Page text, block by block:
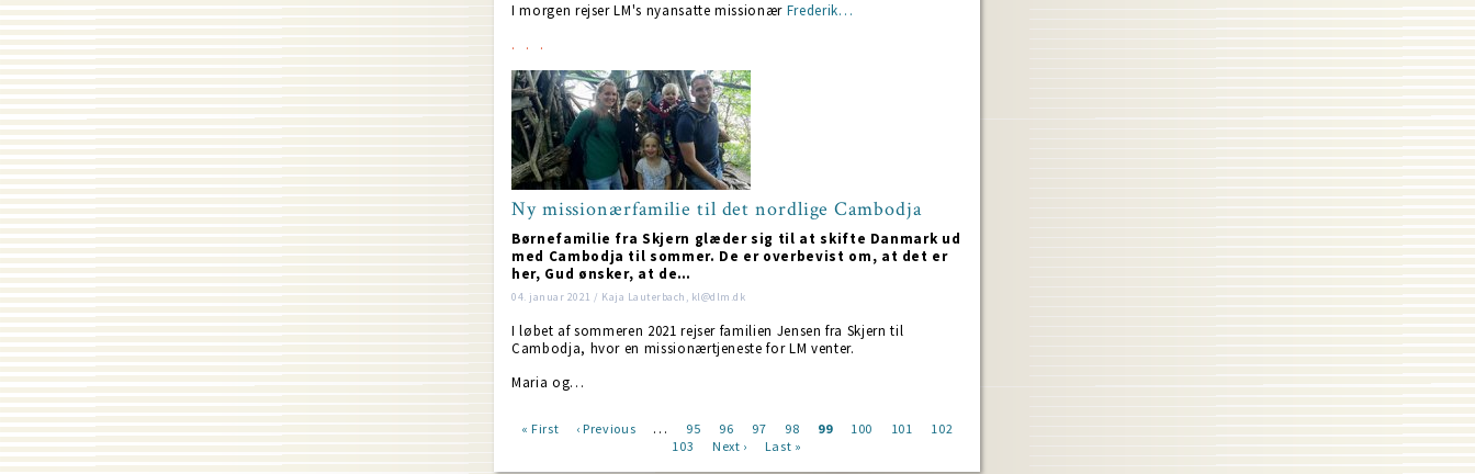
I morgen rejser LM's nyansatte missionær Frederik…
Ny missionærfamilie til det nordlige Cambodja
Børnefamilie fra Skjern glæder sig til at skifte Danmark ud
med Cambodja til sommer. De er overbevist om, at det er
her, Gud ønsker, at de…
04. januar 2021 / Kaja Lauterbach, kl@dlm.dk
I løbet af sommeren 2021 rejser familien Jensen fra Skjern til
Cambodja, hvor en missionærtjeneste for LM venter.
Maria og…
First
« First
Previous
‹ Previous … Page
95 Page
96 Page
97 Page
98
Current
99 Page
100 Page
101 Page
102
Page
103
Next
Next ›
Last
Last »